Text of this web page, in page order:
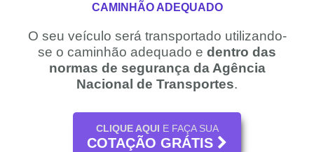
CAMINHÃO ADEQUADO
O seu veículo será transportado utilizando-
se o caminhão adequado e dentro das
normas de segurança da Agência
Nacional de Transportes.
CLIQUE AQUI E FAÇA SUA
COTAÇÃO GRÁTIS